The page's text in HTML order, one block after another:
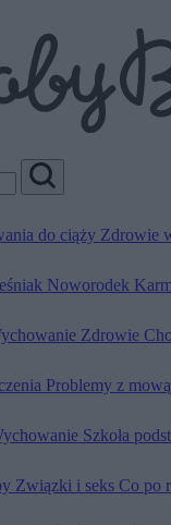
do ciąży Zdrowie
Noworodek
Zdrowie
Problemy z mową
Szkoła
Związki i seks Co po